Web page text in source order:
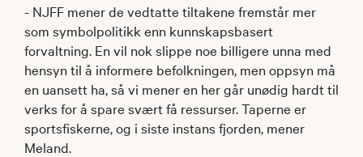
- NJFF mener de vedtatte tiltakene fremstår mer
som symbolpolitikk enn kunnskapsbasert
forvaltning. En vil nok slippe noe billigere unna med
hensyn til å informere befolkningen, men oppsyn må
en uansett ha, så vi mener en her går unødig hardt til
verks for å spare svært få ressurser. Taperne er
sportsfiskerne, og i siste instans fjorden, mener
Meland.